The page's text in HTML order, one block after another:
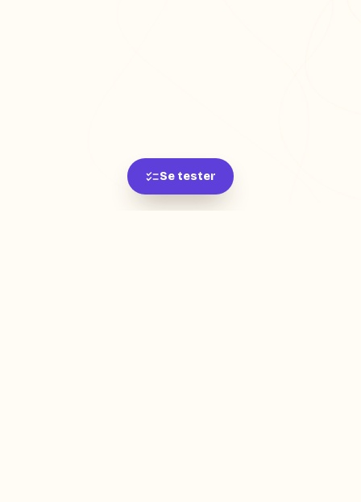
Se tester